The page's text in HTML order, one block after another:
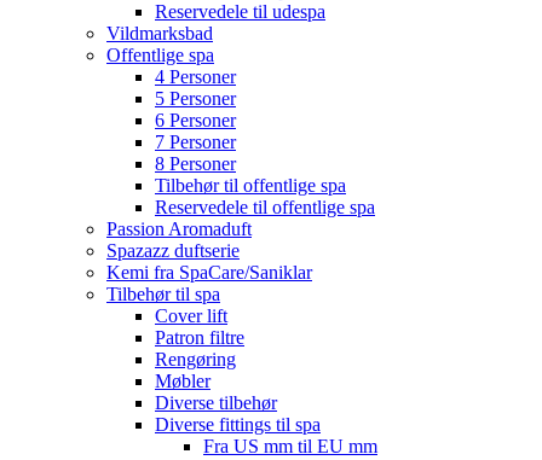
Reservedele til udespa
Vildmarksbad
Offentlige spa
4 Personer
5 Personer
6 Personer
7 Personer
8 Personer
Tilbehør til offentlige spa
Reservedele til offentlige spa
Passion Aromaduft
Spazazz duftserie
Kemi fra SpaCare/Saniklar
Tilbehør til spa
Cover lift
Patron filtre
Rengøring
Møbler
Diverse tilbehør
Diverse fittings til spa
Fra US mm til EU mm